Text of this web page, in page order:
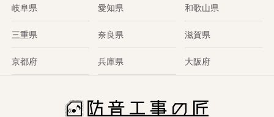
岐阜県 愛知県 和歌山県
三重県 奈良県 滋賀県
京都府 兵庫県 大阪府